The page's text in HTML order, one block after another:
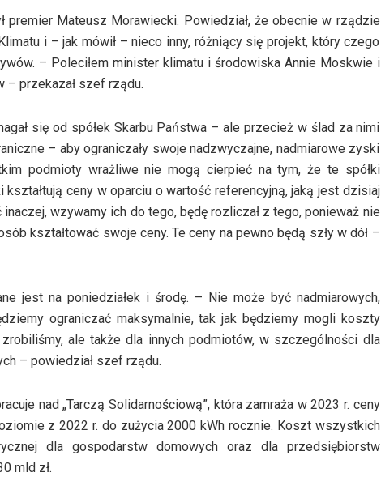
Mateusz Morawiecki. Powiedział, że obecnie w rządzie
i – jak mówił – nieco inny, różniący się projekt, który czego
– Poleciłem minister klimatu i środowiska Annie Moskwie i
– przekazał szef rządu.
się od spółek Skarbu Państwa – ale przecież w ślad za nimi
– aby ograniczały swoje nadzwyczajne, nadmiarowe zyski
podmioty wrażliwe nie mogą cierpieć na tym, że te spółki
ceny w oparciu o wartość referencyjną, jaką jest dzisiaj
wzywamy ich do tego, będę rozliczał z tego, ponieważ nie
kształtować swoje ceny. Te ceny na pewno będą szły w dół –
jest na poniedziałek i środę. – Nie może być nadmiarowych,
ograniczać maksymalnie, tak jak będziemy mogli koszty
ale także dla innych podmiotów, w szczególności dla
– powiedział szef rządu.
nad „Tarczą Solidarnościową”, która zamraża w 2023 r. ceny
z 2022 r. do zużycia 2000 kWh rocznie. Koszt wszystkich
dla gospodarstw domowych oraz dla przedsiębiorstw
mld zł.